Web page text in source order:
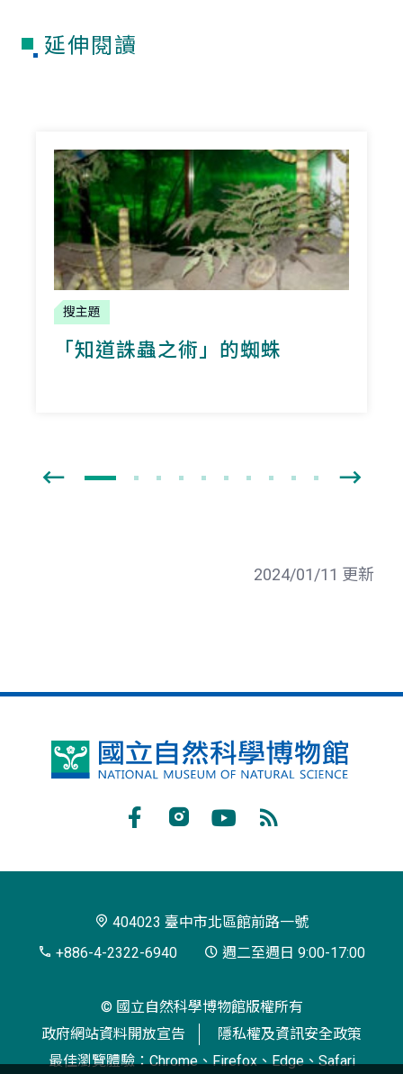
延伸閱讀
搜主題
「知道誅蟲之術」的蜘蛛
2024/01/11 更新
國
博
閱
404023 臺中市北區館前路一號
+886-4-2322-6940
週二至週日 9:00-17:00
© 國立自然科學博物館版權所有
政府網站資料開放宣告
隱私權及資訊安全政策
最佳瀏覽體驗：Chrome、Firefox、Edge、Safari